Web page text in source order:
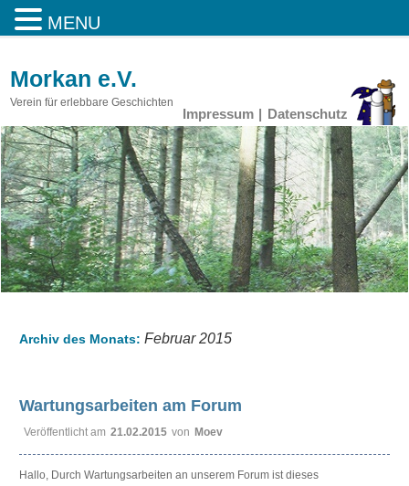
Morkan e.V.
Verein für erlebbare Geschichten
Impressum Datenschutz
Archiv des Monats: Februar 2015
Wartungsarbeiten am Forum
Veröffentlicht am 21.02.2015 von Moev
Hallo, Durch Wartungsarbeiten an unserem Forum ist dieses
MENU